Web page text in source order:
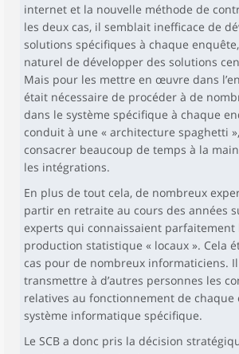
internet et la nouvelle méthode de
les deux cas, il semblait inefficace de
solutions spécifiques à chaque
naturel de développer des solutions
Mais pour les mettre en œuvre dans
était nécessaire de procéder à de
dans le système spécifique à chaque
conduit à une « architecture spaghetti
consacrer beaucoup de temps à la
les intégrations.
En plus de tout cela, de nombreux
partir en retraite au cours des années
experts qui connaissaient parfaitement
production statistique « locaux ». Cela
cas pour de nombreux informaticiens.
transmettre à d’autres personnes les
relatives au fonctionnement de chaque
système informatique spécifique.
Le SCB a donc pris la décision